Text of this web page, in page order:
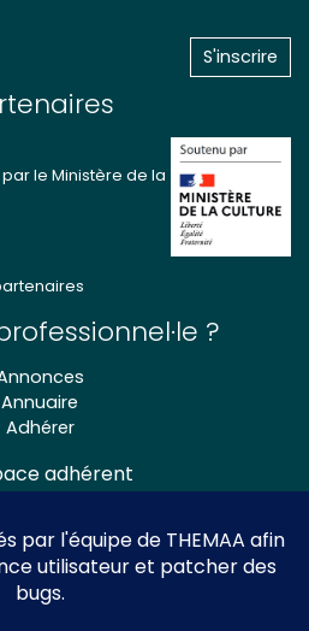
le Ministère de la
?
Annuaire
Adhérer
adhérent